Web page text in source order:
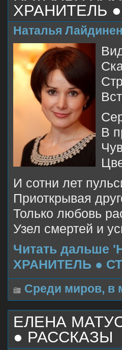
ХРАНИТЕЛЬ
Наталья Лайдинен
В
И сотни лет
Приоткрывая
Только любовь
Узел смертей и
Читать
ХРАНИТЕЛЬ ●
Среди миров, в
ЕЛЕНА
● РАССКАЗЫ